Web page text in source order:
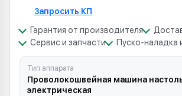
Запросить КП
Гарантия от производителя
Сервис и запчасти
Пуско-наладка
Тип аппарата
Проволокошвейная машина
электрическая